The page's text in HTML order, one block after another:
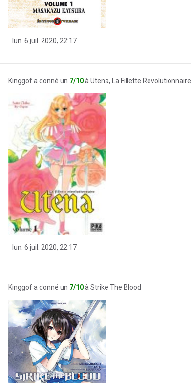
lun. 6 juil. 2020, 22:17
Kinggof a donné un 7/10à Utena, La Fillette Revolutionnaire
lun. 6 juil. 2020, 22:17
Kinggof a donné un 7/10à Strike The Blood